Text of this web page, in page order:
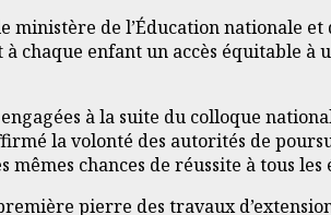
ministère de l’Éducation nationale
chaque enfant un accès équitable
à la suite du colloque
la volonté des autorités de
chances de réussite à tous les
pierre des travaux